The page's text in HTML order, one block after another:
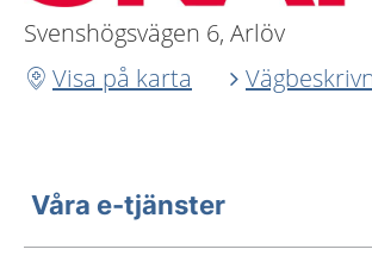
Svenshögsvägen 6, Arlöv
Visa på karta
Våra e-tjänster